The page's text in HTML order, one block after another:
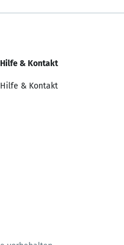
Hilfe & Kontakt
Hilfe & Kontakt